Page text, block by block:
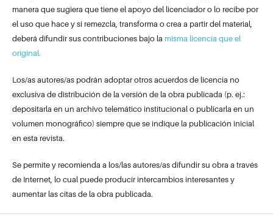
manera que sugiera que tiene el apoyo del licenciador o lo recibe por
el uso que hace y si remezcla, transforma o crea a partir del material,
deberá difundir sus contribuciones bajo la misma licencia que el
original.
Los/as autores/as podrán adoptar otros acuerdos de licencia no
exclusiva de distribución de la versión de la obra publicada (p. ej.:
depositarla en un archivo telemático institucional o publicarla en un
volumen monográfico) siempre que se indique la publicación inicial
en esta revista.
Se permite y recomienda a los/las autores/as difundir su obra a través
de Internet, lo cual puede producir intercambios interesantes y
aumentar las citas de la obra publicada.